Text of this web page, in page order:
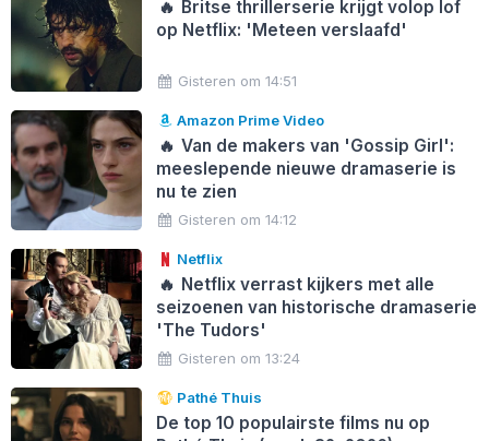
🔥 Britse thrillerserie krijgt volop lof
op Netflix: 'Meteen verslaafd'
Gisteren om 14:51
Amazon Prime Video
🔥 Van de makers van 'Gossip Girl':
meeslepende nieuwe dramaserie is
nu te zien
Gisteren om 14:12
Netflix
🔥 Netflix verrast kijkers met alle
seizoenen van historische dramaserie
'The Tudors'
Gisteren om 13:24
Pathé Thuis
De top 10 populairste films nu op